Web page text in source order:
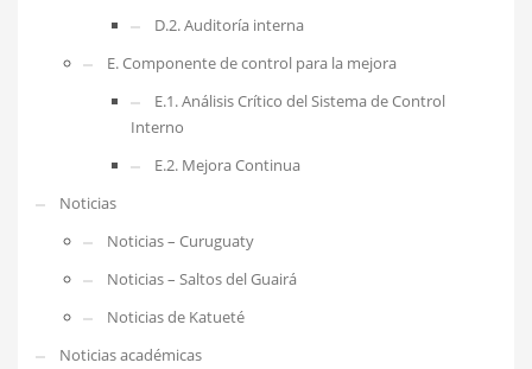
D.2. Auditoría interna
E. Componente de control para la mejora
E.1. Análisis Crítico del Sistema de Control
Interno
E.2. Mejora Continua
Noticias
Noticias – Curuguaty
Noticias – Saltos del Guairá
Noticias de Katueté
Noticias académicas